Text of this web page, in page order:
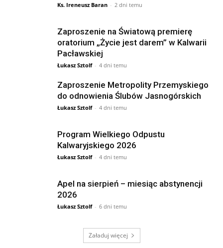
Ks. Ireneusz Baran - 2 dni temu
Zaproszenie na Światową premierę
oratorium „Życie jest darem” w Kalwarii
Pacławskiej
Łukasz Sztolf - 4 dni temu
Zaproszenie Metropolity Przemyskiego
do odnowienia Ślubów Jasnogórskich
Łukasz Sztolf - 4 dni temu
Program Wielkiego Odpustu
Kalwaryjskiego 2026
Łukasz Sztolf - 4 dni temu
Apel na sierpień – miesiąc abstynencji
2026
Łukasz Sztolf - 6 dni temu
Załaduj więcej